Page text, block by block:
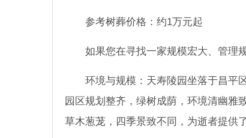
参考树葬价格：约1万元起
如果您在寻找一家规模宏大、管理
环境与规模：天寿陵园坐落于昌平
园区规划整齐，绿树成荫，环境清幽雅
草木葱茏，四季景致不同，为逝者提供